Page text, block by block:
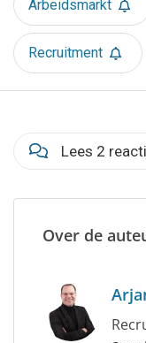
Arbeidsmarkt
Recruitment
Lees 2
Over de